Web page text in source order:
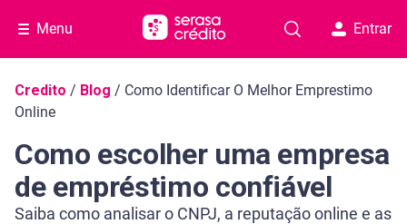
Menu Entrar
Navegação do blog
Credito / Blog / Como Identificar O Melhor Emprestimo
Online
Como escolher uma empresa
de empréstimo confiável
Saiba como analisar o CNPJ, a reputação online e as